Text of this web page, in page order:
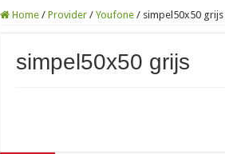
Home / Provider / Youfone / simpel50x50 grijs
simpel50x50 grijs